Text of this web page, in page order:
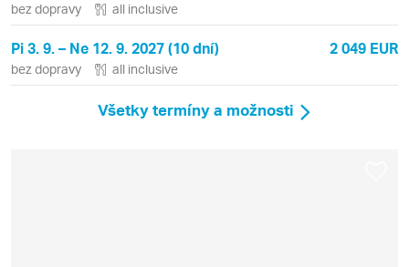
bez dopravy all inclusive
Pi 3. 9. – Ne 12. 9. 2027 (10 dní) 2 049 EUR
bez dopravy all inclusive
Všetky termíny a možnosti